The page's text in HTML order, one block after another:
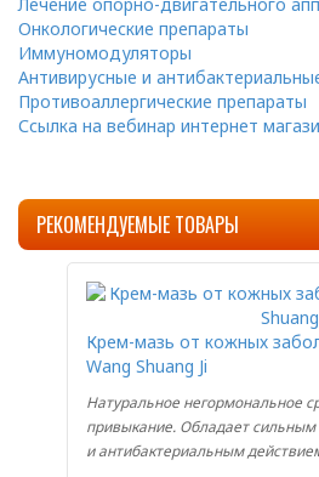
Онкологические препараты
Иммуномодуляторы
Антивирусные и
Противоаллергические препараты
Ссылка на вебинар интернет
РЕКОМЕНДУЕМЫЕ ТОВАРЫ
Крем-мазь от кожных
Wang Shuang Ji
Натуральное негормональное
привыкание. Обладает
и антибактериальным